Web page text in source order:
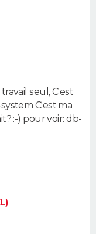
seul, C'est
C'est ma
:-) pour voir: db-